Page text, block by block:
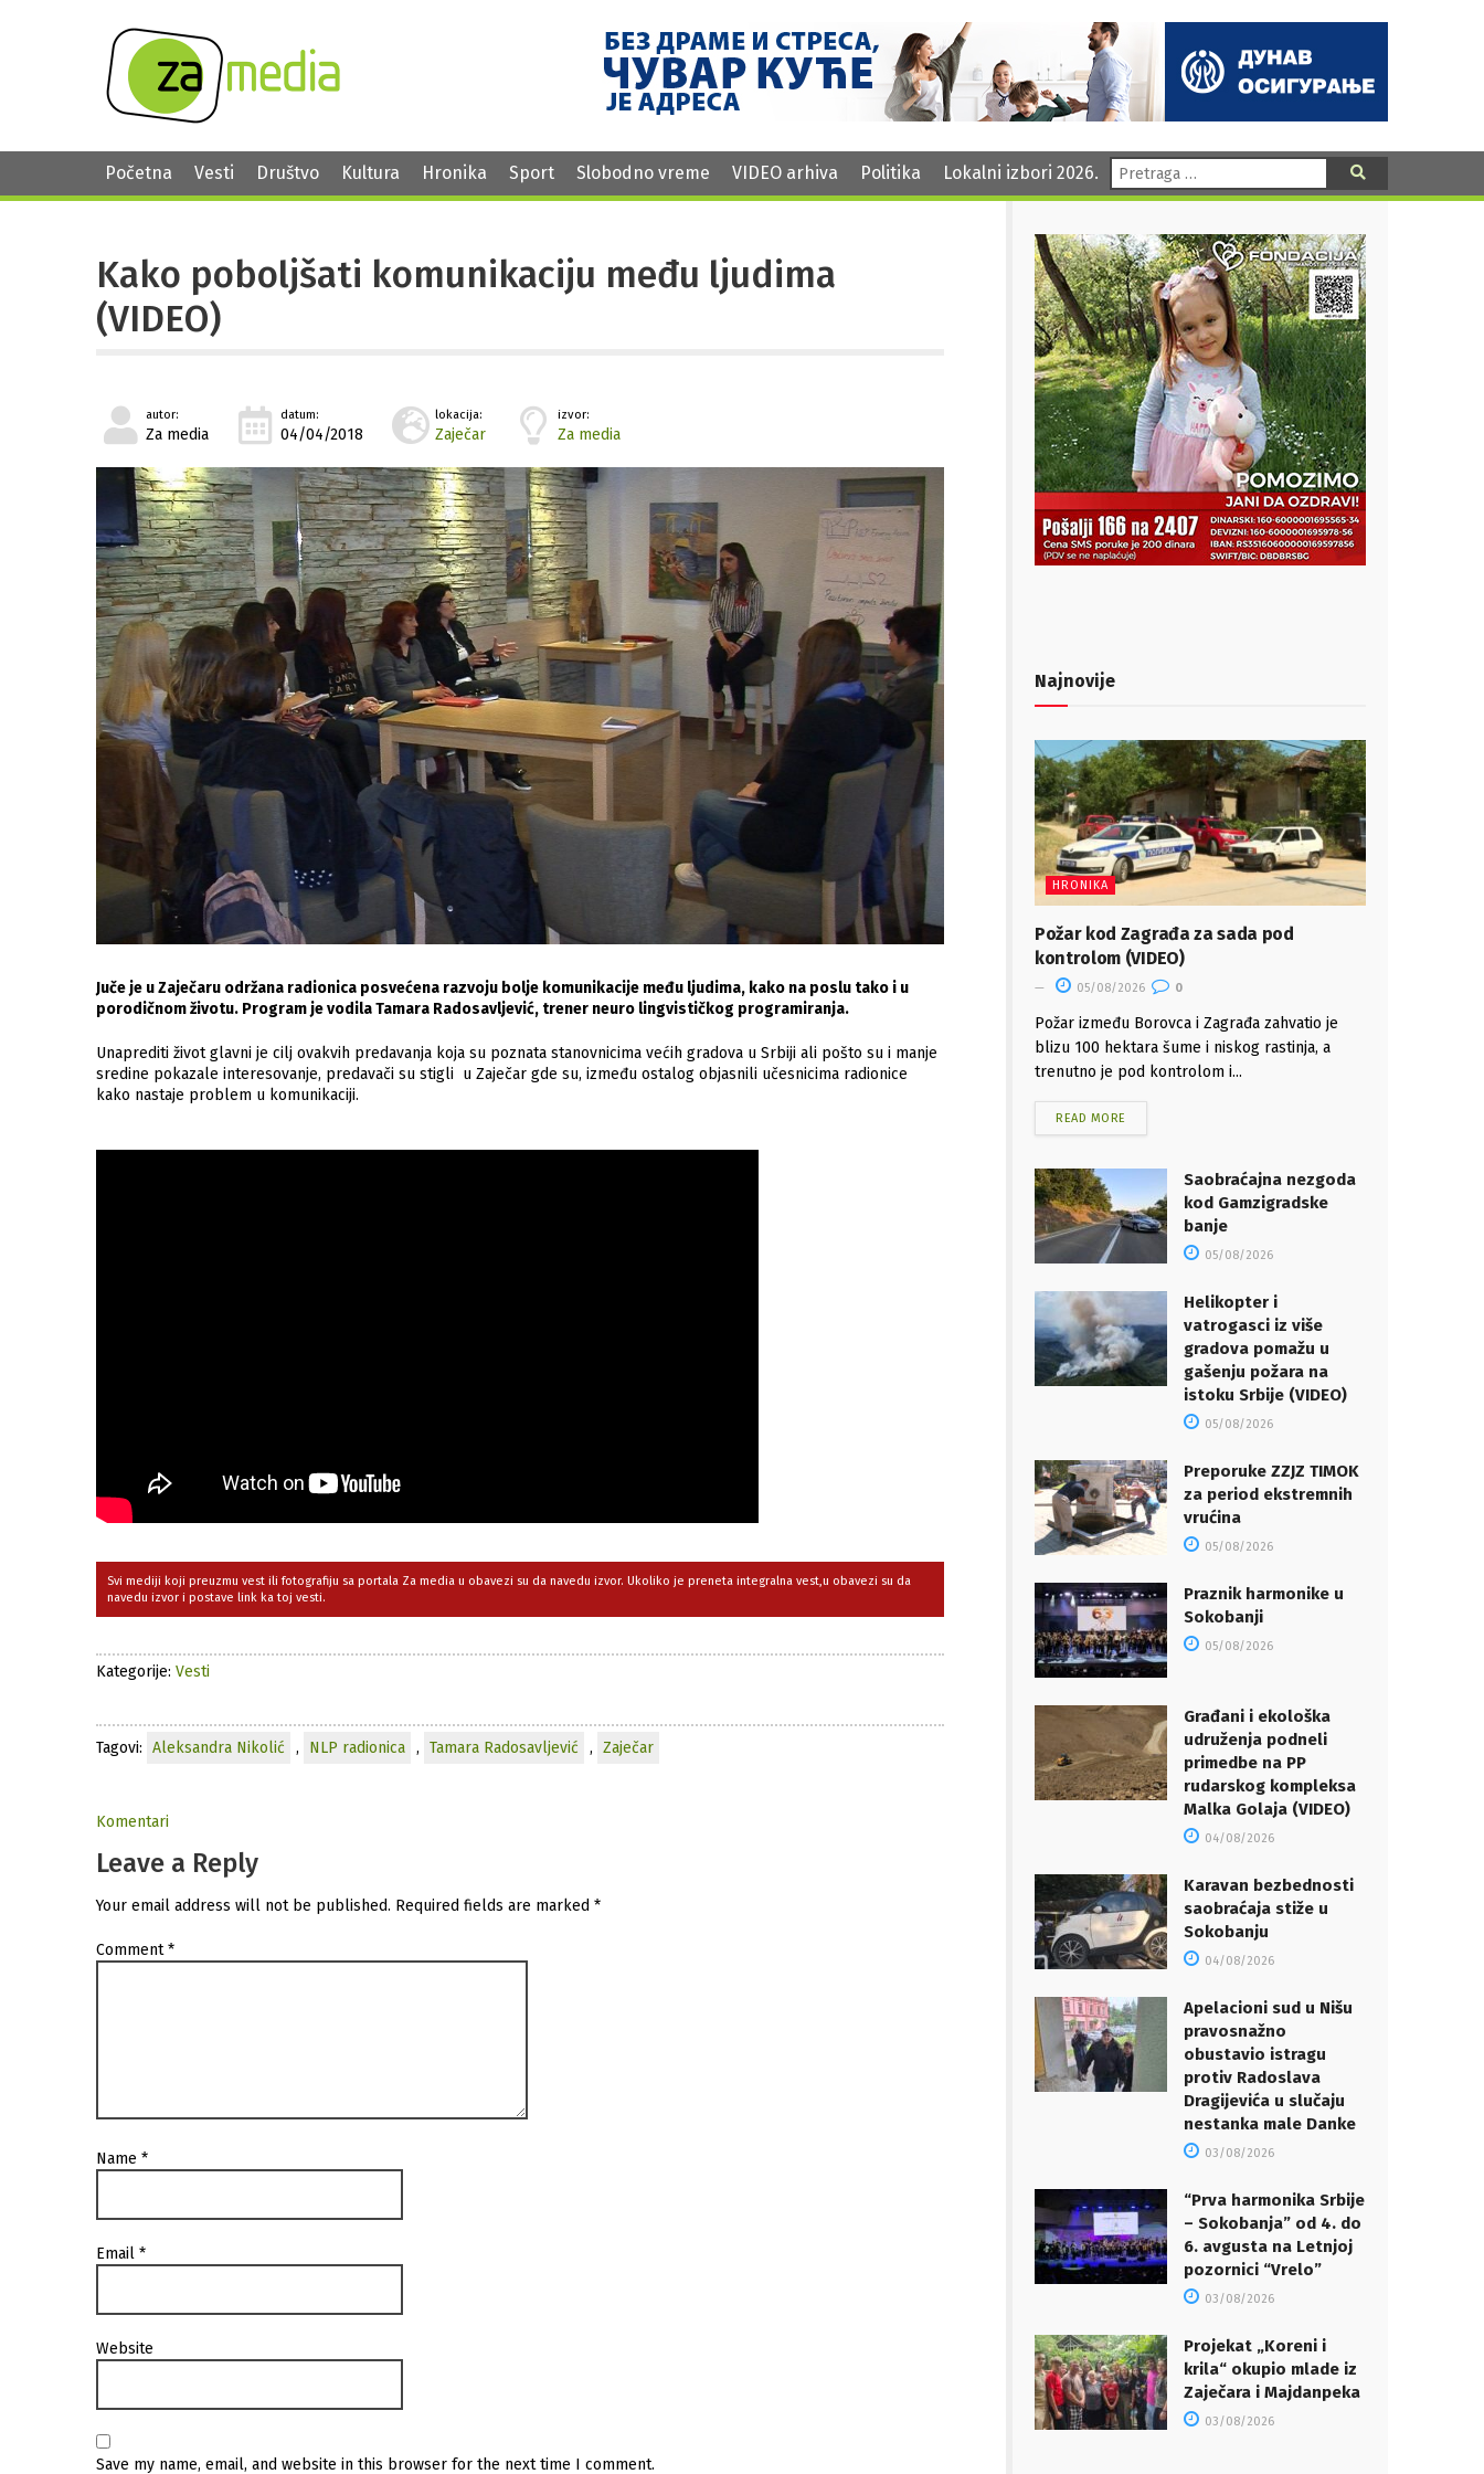
Početna Vesti Društvo Kultura Hronika Sport Slobodno vreme VIDEO arhiva Politika Lokalni izbori 2026. Pretraga:
Kako poboljšati komunikaciju među ljudima
(VIDEO)
autor:
Za media
datum:
04/04/2018
lokacija:
Zaječar
izvor:
Za media
Juče je u Zaječaru održana radionica posvećena razvoju bolje komunikacije među ljudima, kako na poslu tako i u
porodičnom životu. Program je vodila Tamara Radosavljević, trener neuro lingvističkog programiranja.
Unaprediti život glavni je cilj ovakvih predavanja koja su poznata stanovnicima većih gradova u Srbiji ali pošto su i manje
sredine pokazale interesovanje, predavači su stigli u Zaječar gde su, između ostalog objasnili učesnicima radionice
kako nastaje problem u komunikaciji.
Svi mediji koji preuzmu vest ili fotografiju sa portala Za media u obavezi su da navedu izvor. Ukoliko je preneta integralna vest,u obavezi su da
navedu izvor i postave link ka toj vesti.
Kategorije: Vesti
Tagovi: Aleksandra Nikolić , NLP radionica , Tamara Radosavljević , Zaječar
Komentari
Leave a Reply
Your email address will not be published. Required fields are marked *
Comment*
Name *
Email *
Website
Save my name, email, and website in this browser for the next time I comment.
Najnovije
HRONIKA
Požar kod Zagrađa za sada pod
kontrolom (VIDEO)
05/08/2026 0
Požar između Borovca i Zagrađa zahvatio je
blizu 100 hektara šume i niskog rastinja, a
trenutno je pod kontrolom i...
READ MORE
Saobraćajna nezgoda
kod Gamzigradske
banje
05/08/2026
Helikopter i
vatrogasci iz više
gradova pomažu u
gašenju požara na
istoku Srbije (VIDEO)
05/08/2026
Preporuke ZZJZ TIMOK
za period ekstremnih
vrućina
05/08/2026
Praznik harmonike u
Sokobanji
05/08/2026
Građani i ekološka
udruženja podneli
primedbe na PP
rudarskog kompleksa
Malka Golaja (VIDEO)
04/08/2026
Karavan bezbednosti
saobraćaja stiže u
Sokobanju
04/08/2026
Apelacioni sud u Nišu
pravosnažno
obustavio istragu
protiv Radoslava
Dragijevića u slučaju
nestanka male Danke
03/08/2026
“Prva harmonika Srbije
– Sokobanja” od 4. do
6. avgusta na Letnjoj
pozornici “Vrelo”
03/08/2026
Projekat „Koreni i
krila“ okupio mlade iz
Zaječara i Majdanpeka
03/08/2026